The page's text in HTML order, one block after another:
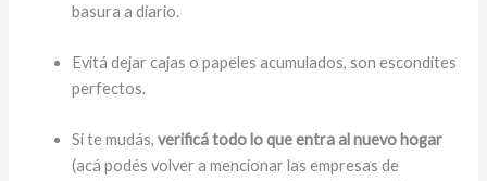
basura a diario.
Evitá dejar cajas o papeles acumulados, son escondites
perfectos.
Si te mudás,verificá todo lo que entra al nuevo hogar
(acá podés volver a mencionar las empresas de